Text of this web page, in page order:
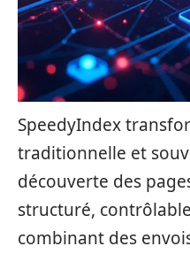
SpeedyIndex
traditionnelle et
découverte des
structuré,
combinant des